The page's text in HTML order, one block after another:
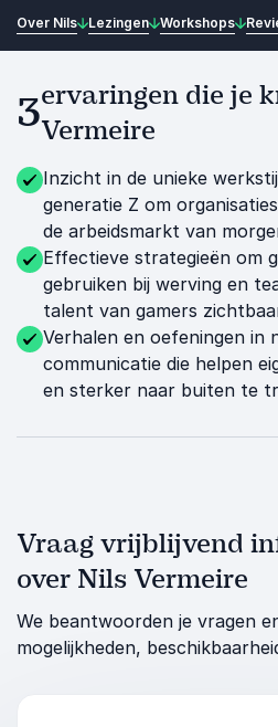
Over Nils Lezingen Workshops
3ervaringen die je
Vermeire
Inzicht in de unieke
generatie Z om
de arbeidsmarkt van
Effectieve strategieën om
gebruiken bij werving en
talent van gamers
Verhalen en oefeningen in
communicatie die helpen
en sterker naar buiten te
Vraag vrijblijvend
over Nils Vermeire
We beantwoorden je vragen
mogelijkheden,